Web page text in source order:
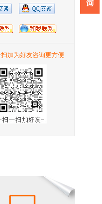
加为好友咨询更方便